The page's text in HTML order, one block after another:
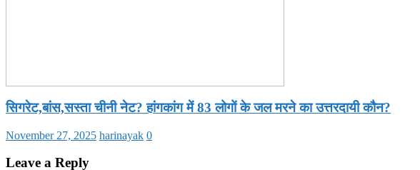
सिगरेट,बांस,सस्ता चीनी नेट? हांगकांग में 83 लोगों के जल मरने का उत्तरदायी कौन?
November 27, 2025 harinayak 0
Leave a Reply